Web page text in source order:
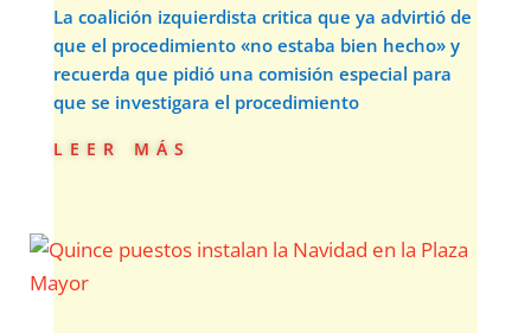
La coalición izquierdista critica que ya advirtió de
que el procedimiento «no estaba bien hecho» y
recuerda que pidió una comisión especial para
que se investigara el procedimiento
leer más